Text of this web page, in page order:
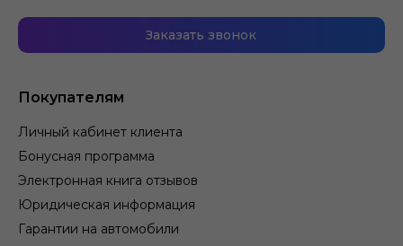
Покупателям
Личный кабинет клиента
Бонусная программа
Электронная книга отзывов
Юридическая информация
Гарантии на автомобили
Заказать звонок